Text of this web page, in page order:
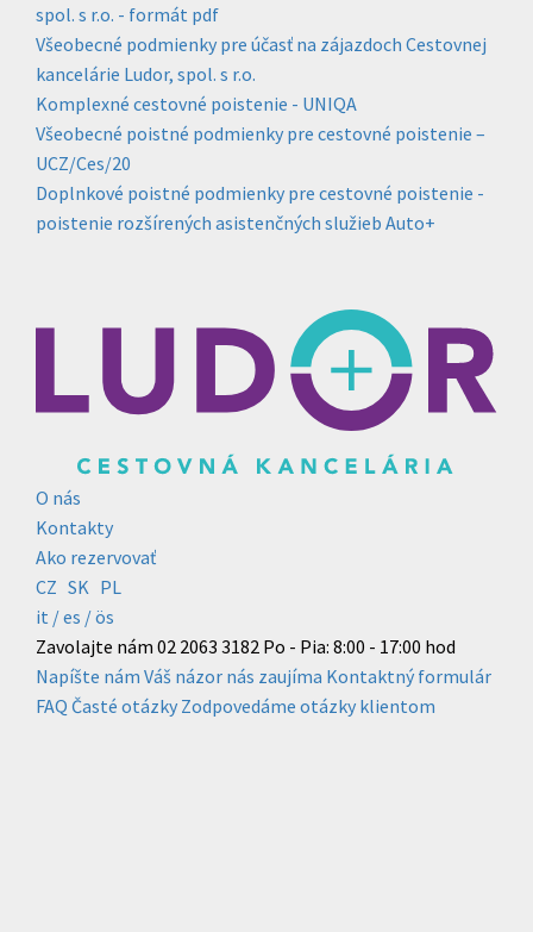
spol. s r.o. - formát pdf
Všeobecné podmienky pre účasť na zájazdoch Cestovnej
kancelárie Ludor, spol. s r.o.
Komplexné cestovné poistenie - UNIQA
Všeobecné poistné podmienky pre cestovné poistenie –
UCZ/Ces/20
Doplnkové poistné podmienky pre cestovné poistenie -
poistenie rozšírených asistenčných služieb Auto+
O nás
Kontakty
Ako rezervovať
CZ SK PL
it /es / ös
Zavolajte nám 02 2063 3182 Po - Pia: 8:00 - 17:00 hod
Napíšte nám Váš názor nás zaujíma Kontaktný formulár
FAQ Časté otázky Zodpovedáme otázky klientom